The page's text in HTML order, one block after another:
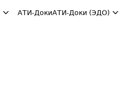
АТИ-ДокиАТИ-Доки (ЭДО)